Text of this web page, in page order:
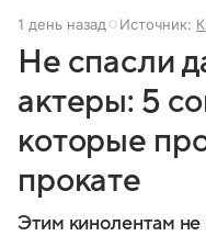
1 день назад Источник:
Не спасли
актеры: 5
которые
прокате
Этим кинолентам